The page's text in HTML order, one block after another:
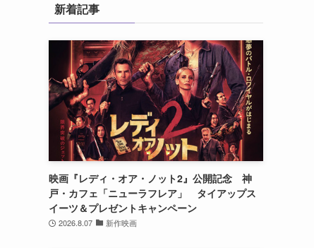
新着記事
映画『レディ・オア・ノット2』公開記念 神
戸・カフェ「ニューラフレア」 タイアップス
イーツ＆プレゼントキャンペーン
2026.8.07 新作映画